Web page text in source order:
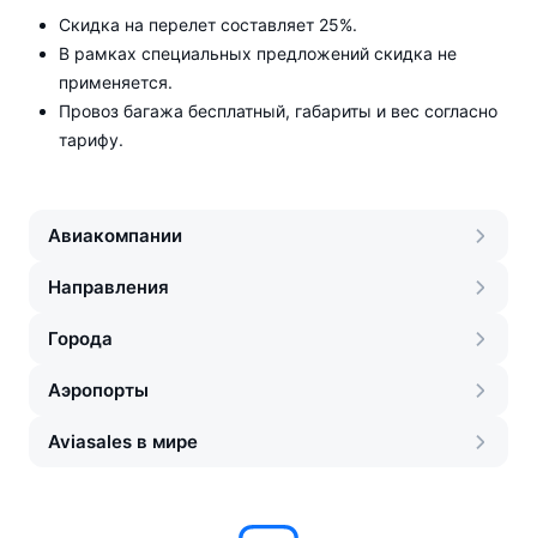
Скидка на перелет составляет 25%.
В рамках специальных предложений скидка не
применяется.
Провоз багажа бесплатный, габариты и вес согласно
тарифу.
Авиакомпании
Направления
Города
Аэропорты
Aviasales в мире